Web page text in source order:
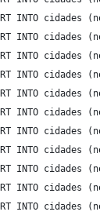
INTO cidades
INTO cidades
INTO cidades
INTO cidades
INTO cidades
INTO cidades
INTO cidades
INTO cidades
INTO cidades
INTO cidades
INTO cidades